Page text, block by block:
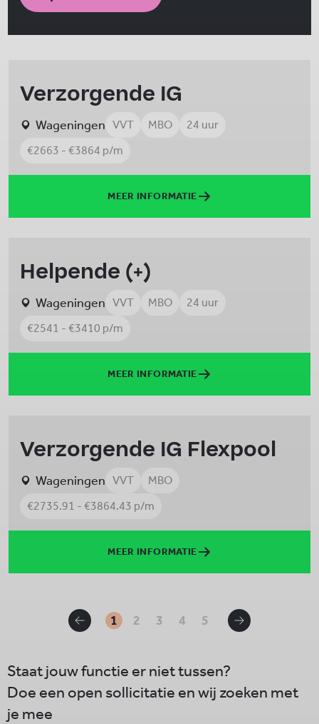
Verzorgende IG
Wageningen VVT MBO
24 uur
€2663 - €3864 p/m
MEER INFORMATIE
Helpende (+)
Wageningen VVT MBO
24 uur
€2541 - €3410 p/m
MEER INFORMATIE
Verzorgende IG Flexpool
Wageningen VVT
MBO
€2735.91 - €3864.43 p/m
MEER INFORMATIE
1 2 3 4 5
Staat jouw functie er niet tussen?
Doe een open sollicitatie en wij zoeken met
je mee